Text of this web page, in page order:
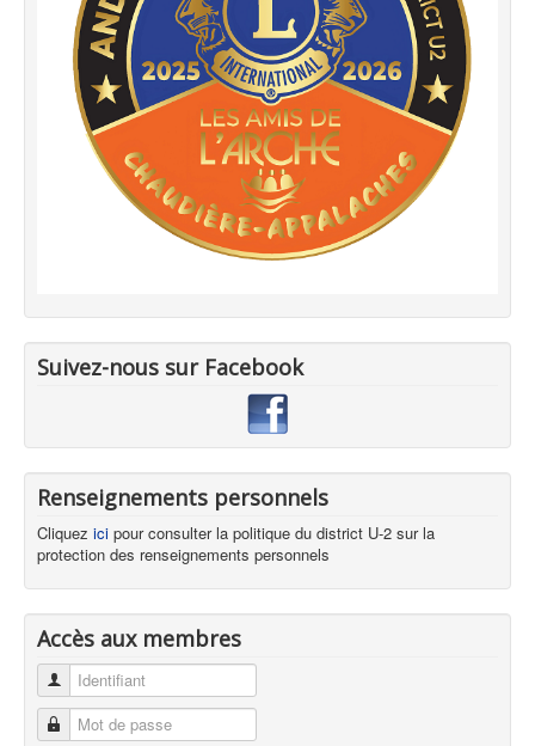
Suivez-nous sur Facebook
Renseignements personnels
Cliquez ici pour consulter la politique du district U-2 sur la
protection des renseignements personnels
Accès aux membres
Identifiant
Mot de passe